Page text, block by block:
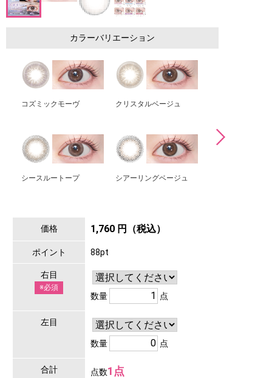
カラーバリエーション
コズミックモーヴ クリスタルベージュ
シースルートープ シアーリングベージュ
価格 1,760 円（税込）
ポイント 88pt
右目
※必須
数量 点
左目
数量 点
合計 点数1点